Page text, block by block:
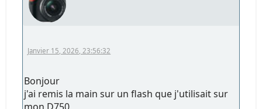
Janvier 15, 2026, 23:56:32
Bonjour
j'ai remis la main sur un flash que j'utilisait sur
mon D750